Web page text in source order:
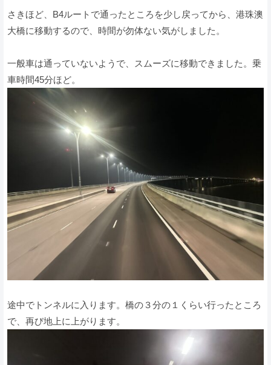
さきほど、B4ルートで通ったところを少し戻ってから、港珠澳
大橋に移動するので、時間が勿体ない気がしました。
一般車は通っていないようで、スムーズに移動できました。乗
車時間45分ほど。
途中でトンネルに入ります。橋の３分の１くらい行ったところ
で、再び地上に上がります。